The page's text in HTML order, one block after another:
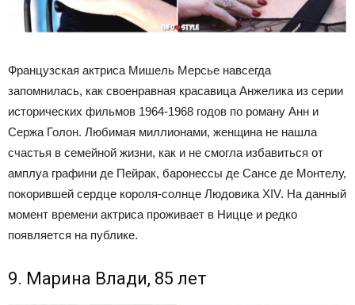
Французская актриса Мишель Мерсье навсегда
запомнилась, как своенравная красавица Анжелика из серии
исторических фильмов 1964-1968 годов по роману Анн и
Сержа Голон. Любимая миллионами, женщина не нашла
счастья в семейной жизни, как и не смогла избавиться от
амплуа графини де Пейрак, баронессы де Сансе де Монтелу,
покорившей сердце короля-солнце Людовика XIV. На данный
момент времени актриса проживает в Ницце и редко
появляется на публике.
9. Марина Влади, 85 лет